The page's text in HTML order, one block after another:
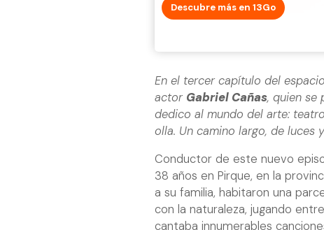
Descubre más en 13Go
En el tercer capítulo del
actor Gabriel Cañas, quien se
dedico al mundo del arte:
olla. Un camino largo, de luces
Conductor de este nuevo
38 años en Pirque, en la
a su familia, habitaron una
con la naturaleza, jugando
cantaba innumerables